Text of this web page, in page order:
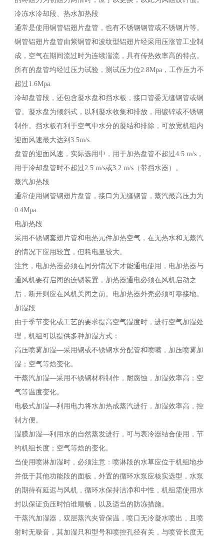
冷冻水冷却段、热水加热段
通常是使用铜管铝翅片盘管，也有不锈钢钢管或不锈钢片等。
铜管铝翅片盘管由紫铜管和波纹型铝翅片经采用压涨管工业制
成，空气在期间流过时为连续湍流，具有传热效率高的特点。
所有的盘管均经过压力试验，测试压力位2.8Mpa，工作压力不
超过1.6Mpa.
冷却盘管段，还包含凝水盘和挡水板，接口管委无缝钢管或铜
管。凝水盘为倾斜式，以利凝水收集和排放，用镀锌或不锈钢
制作。挡水板有利于空气中水分的凝结和排除，可放宽机组内
迎面风速最大达到3.5m/s.
盘管的迎面风速，实际选用中，用于加热盘管不超过4.5 m/s，
用于冷却盘管时不超过2.5 m/s或3.2 m/s（带挡水器）。
蒸汽加热段
通常使用铜管钢翅片盘管，接口为无缝钢管，蒸汽最高压力为
0.4Mpa.
电加热段
采用不锈钢套翅片管和电热元件加热空气，在无热水和无蒸汽
的情况下应用较宜，但耗电量较大。
注意，电加热器必须在同分情况下才能通电使用，电加热器与
通风机要有启闭的连锁装置，加热器通电必须在风机启动之
后，断开则应在风机关闭之前。电加热器外壳必须可靠接地。
加湿段
由于季节变化或工艺的要求提高空气湿度时，进行空气加湿处
理，机组可以提供多种加湿方式：
高压喷雾加湿—采用钢或不锈钢水分配管和喷嘴，加压喷雾加
湿；空气等焓变化。
干蒸汽加湿—采用不锈钢材料制作，耐腐蚀，加湿效率高；空
气等温度变化。
电极式加湿—利用电力将水加热成蒸汽进行，加湿效率高，控
制方便。
湿膜加湿—利用水的自然蒸发进行，可与表冷器结合使用，节
约机组长度；空气等焓的变化。
当使用喷淋加湿时，必须注意：喷淋段的水草应位于机组地步
并低于其他功能段的面板，外置的循环水泵应核实选型，水泵
的期待有延迟与风机，循环水保持洁净和中性，机组需使用水
封以保证负压时怕谁顺畅，以及适当的防冻措施。
干蒸汽加湿器，双层蒸汽夹管保温，喷口无冷凝水喷出，且喷
射时无噪音，其加湿只和型号和喷控孔径有关，与喷管长度无